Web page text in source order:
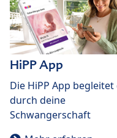
HiPP App
Die HiPP App begleitet
durch deine
Schwangerschaft